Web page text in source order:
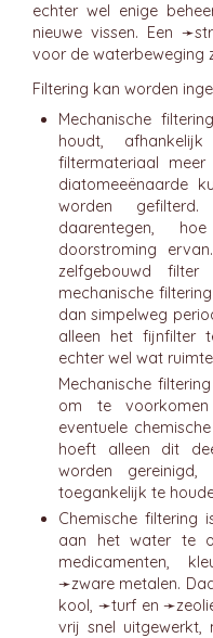
echter wel enige
nieuwe vissen. Een ➛
voor de waterbeweging
Filtering kan worden
Mechanische
houdt,
filtermateriaal
diatomeeënaarde
worden
daarentegen,
doorstroming
zelfgebouwd
mechanische
dan simpelweg
alleen het fijnfilter
echter wel wat
Mechanische
om te
eventuele
hoeft alleen dit
worden
toegankelijk te
Chemische filtering
aan het water te
medicamenten,
➛zware metalen.
kool, ➛turfen ➛
vrij snel